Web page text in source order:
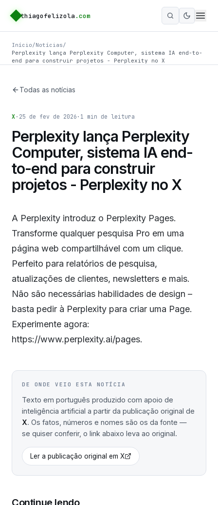
thiagofelizola .com
Ativar
Início/Notícias/
Perplexity lança Perplexity Computer, sistema IA end-to-
end para construir projetos - Perplexity no X
Todas as notícias
X · 25 de fev de 2026 · 1 min de leitura
Perplexity lança Perplexity
Computer, sistema IA end-
to-end para construir
projetos - Perplexity no X
A Perplexity introduz o Perplexity Pages.
Transforme qualquer pesquisa Pro em uma
página web compartilhável com um clique.
Perfeito para relatórios de pesquisa,
atualizações de clientes, newsletters e mais.
Não são necessárias habilidades de design –
basta pedir à Perplexity para criar uma Page.
Experimente agora:
https://www.perplexity.ai/pages.
DE ONDE VEIO ESTA NOTÍCIA
Texto em português produzido com apoio de
inteligência artificial a partir da publicação original de
X. Os fatos, números e nomes são os da fonte —
se quiser conferir, o link abaixo leva ao original.
Ler a publicação original em X
Continue lendo